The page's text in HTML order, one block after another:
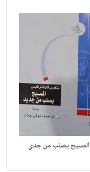
المسيح يصلب من جدي